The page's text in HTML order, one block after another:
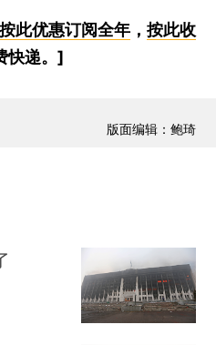
按此优惠订阅全年， 按此收
快递。]
版面编辑：鲍琦